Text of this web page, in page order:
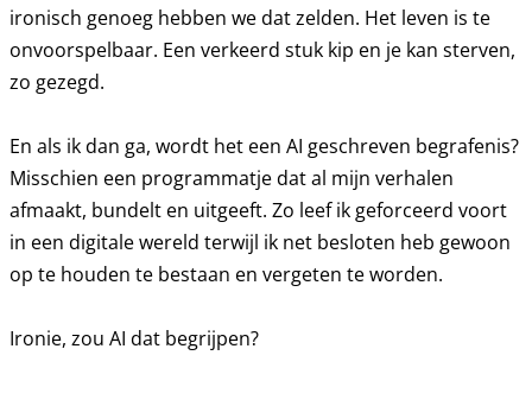
ironisch genoeg hebben we dat zelden. Het leven is te
onvoorspelbaar. Een verkeerd stuk kip en je kan sterven,
zo gezegd.
En als ik dan ga, wordt het een AI geschreven begrafenis?
Misschien een programmatje dat al mijn verhalen
afmaakt, bundelt en uitgeeft. Zo leef ik geforceerd voort
in een digitale wereld terwijl ik net besloten heb gewoon
op te houden te bestaan en vergeten te worden.
Ironie, zou AI dat begrijpen?